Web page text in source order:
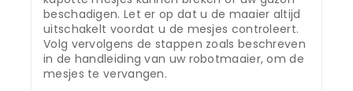
beschadigen. Let er op dat u de maaier altijd
uitschakelt voordat u de mesjes controleert.
Volg vervolgens de stappen zoals beschreven
in de handleiding van uw robotmaaier, om de
mesjes te vervangen.